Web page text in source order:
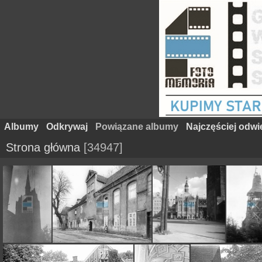
Albumy Odkrywaj Powiązane albumy Najczęściej
Strona główna 34947